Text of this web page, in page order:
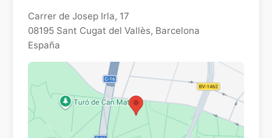
Carrer de Josep Irla, 17
08195 Sant Cugat del Vallès, Barcelona
España